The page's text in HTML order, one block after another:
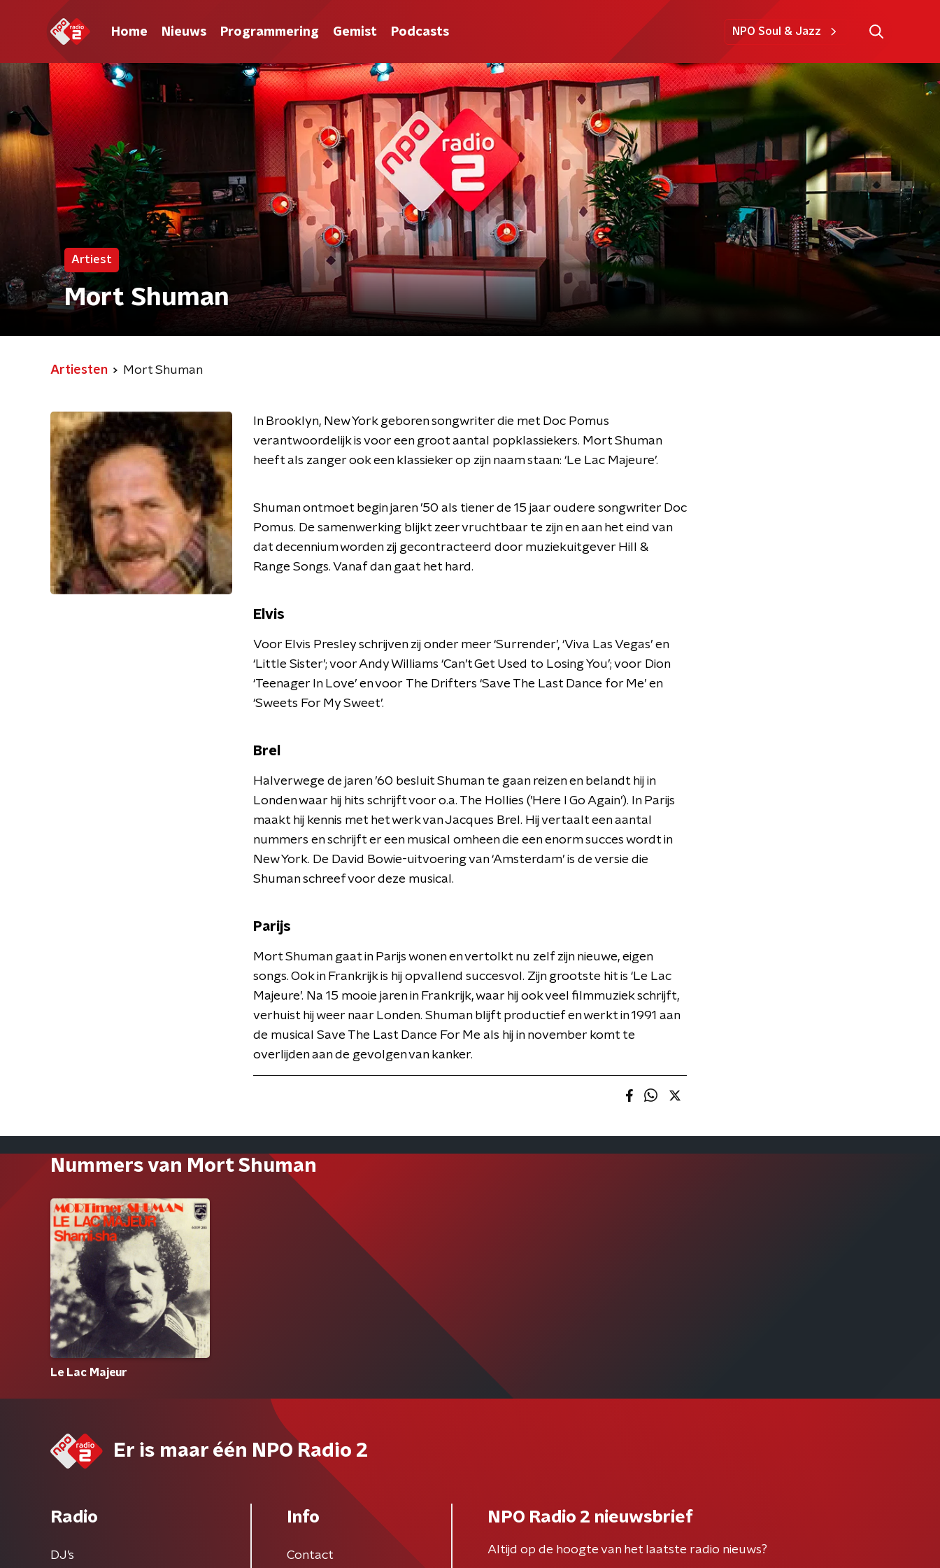
Home Nieuws Programmering Gemist Podcasts NPO Soul & Jazz
Artiest
Mort Shuman
Artiesten Mort Shuman
In Brooklyn, New York geboren songwriter die met Doc Pomus
verantwoordelijk is voor een groot aantal popklassiekers. Mort Shuman
heeft als zanger ook een klassieker op zijn naam staan: ‘Le Lac Majeure’.
Shuman ontmoet begin jaren ’50 als tiener de 15 jaar oudere songwriter Doc
Pomus. De samenwerking blijkt zeer vruchtbaar te zijn en aan het eind van
dat decennium worden zij gecontracteerd door muziekuitgever Hill &
Range Songs. Vanaf dan gaat het hard.
Elvis
Voor Elvis Presley schrijven zij onder meer ‘Surrender’, ‘Viva Las Vegas’ en
‘Little Sister’; voor Andy Williams ‘Can’t Get Used to Losing You’; voor Dion
‘Teenager In Love’ en voor The Drifters ‘Save The Last Dance for Me’ en
‘Sweets For My Sweet’.
Brel
Halverwege de jaren ’60 besluit Shuman te gaan reizen en belandt hij in
Londen waar hij hits schrijft voor o.a. The Hollies (’Here I Go Again’). In Parijs
maakt hij kennis met het werk van Jacques Brel. Hij vertaalt een aantal
nummers en schrijft er een musical omheen die een enorm succes wordt in
New York. De David Bowie-uitvoering van ‘Amsterdam’ is de versie die
Shuman schreef voor deze musical.
Parijs
Mort Shuman gaat in Parijs wonen en vertolkt nu zelf zijn nieuwe, eigen
songs. Ook in Frankrijk is hij opvallend succesvol. Zijn grootste hit is ‘Le Lac
Majeure’. Na 15 mooie jaren in Frankrijk, waar hij ook veel filmmuziek schrijft,
verhuist hij weer naar Londen. Shuman blijft productief en werkt in 1991 aan
de musical Save The Last Dance For Me als hij in november komt te
overlijden aan de gevolgen van kanker.
Nummers van Mort Shuman
Le Lac Majeur
Er is maar één NPO Radio 2
Radio
DJ’s
Info
Contact
NPO Radio 2 nieuwsbrief
Altijd op de hoogte van het laatste radio nieuws?